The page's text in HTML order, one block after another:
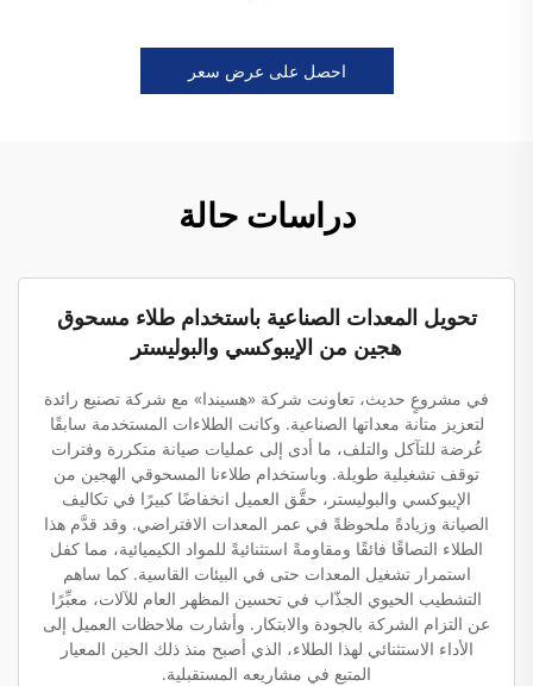
احصل على عرض سعر
دراسات حالة
تحويل المعدات الصناعية باستخدام طلاء مسحوق
هجين من الإيبوكسي والبوليستر
في مشروعٍ حديث، تعاونت شركة «هسيندا» مع شركة تصنيع رائدة
لتعزيز متانة معداتها الصناعية. وكانت الطلاءات المستخدمة سابقًا
عُرضة للتآكل والتلف، ما أدى إلى عمليات صيانة متكررة وفترات
توقف تشغيلية طويلة. وباستخدام طلاءنا المسحوقي الهجين من
الإيبوكسي والبوليستر، حقَّق العميل انخفاضًا كبيرًا في تكاليف
الصيانة وزيادةً ملحوظةً في عمر المعدات الافتراضي. وقد قدَّم هذا
الطلاء التصاقًا فائقًا ومقاومةً استثنائيةً للمواد الكيميائية، مما كفل
استمرار تشغيل المعدات حتى في البيئات القاسية. كما ساهم
التشطيب الحيوي الجذّاب في تحسين المظهر العام للآلات، معبِّرًا
عن التزام الشركة بالجودة والابتكار. وأشارت ملاحظات العميل إلى
الأداء الاستثنائي لهذا الطلاء، الذي أصبح منذ ذلك الحين المعيار
المتبع في مشاريعه المستقبلية.